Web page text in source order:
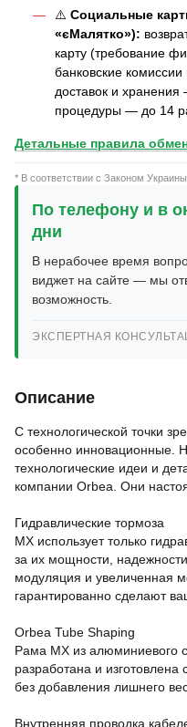
⚠️ Социальные
«єМалятко»):
карту (требование
банковские
доставок и
процедуры — до 14
Детальные правила
* В соответствии с Законом
По телефону и в
дни
В нерабочее время
виджет на сайте — мы
возможность.
ЭКСПЕРТНАЯ
Описание
С технологической точки
особенно инновационные.
технологические идеи и
компании Orbea. Они
Гидравлические тормоза
MX использует только
за их мощности,
модуляция и увеличенная
гарантированно сделают
Orbea Tube Shaping
Рама MX из алюминиевого
разработана и
без добавления лишнего
Внутренняя проводка